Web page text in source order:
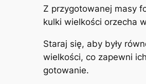
Z przygotowanej masy
kulki wielkości orzecha
Staraj się, aby były
wielkości, co zapewni
gotowanie.